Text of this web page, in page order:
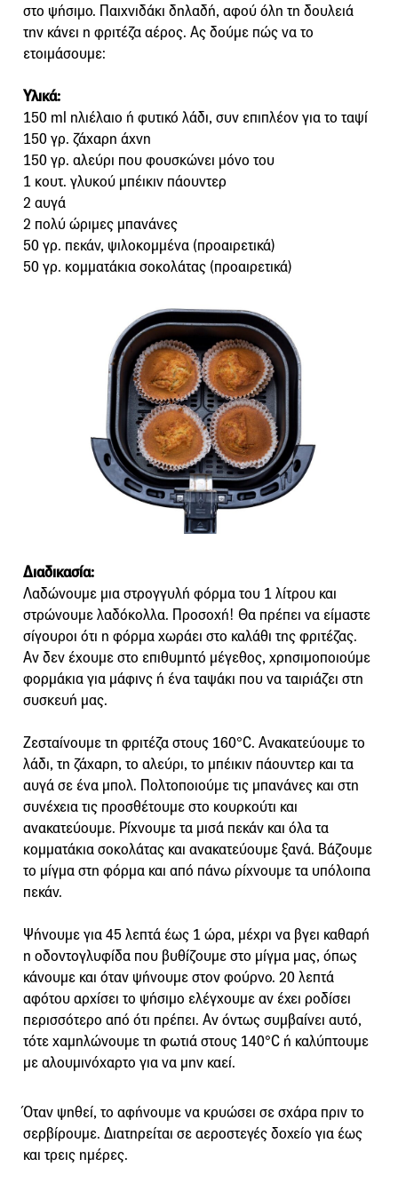
στο ψήσιμο. Παιχνιδάκι δηλαδή, αφού όλη τη δουλειά
την κάνει η φριτέζα αέρος. Ας δούμε πώς να το
ετοιμάσουμε:
Υλικά:
150 ml ηλιέλαιο ή φυτικό λάδι, συν επιπλέον για το ταψί
150 γρ. ζάχαρη άχνη
150 γρ. αλεύρι που φουσκώνει μόνο του
1 κουτ. γλυκού μπέικιν πάουντερ
2 αυγά
2 πολύ ώριμες μπανάνες
50 γρ. πεκάν, ψιλοκομμένα (προαιρετικά)
50 γρ. κομματάκια σοκολάτας (προαιρετικά)
Διαδικασία:
Λαδώνουμε μια στρογγυλή φόρμα του 1 λίτρου και
στρώνουμε λαδόκολλα. Προσοχή! Θα πρέπει να είμαστε
σίγουροι ότι η φόρμα χωράει στο καλάθι της φριτέζας.
Αν δεν έχουμε στο επιθυμητό μέγεθος, χρησιμοποιούμε
φορμάκια για μάφινς ή ένα ταψάκι που να ταιριάζει στη
συσκευή μας.
Ζεσταίνουμε τη φριτέζα στους 160°C. Ανακατεύουμε το
λάδι, τη ζάχαρη, το αλεύρι, το μπέικιν πάουντερ και τα
αυγά σε ένα μπολ. Πολτοποιούμε τις μπανάνες και στη
συνέχεια τις προσθέτουμε στο κουρκούτι και
ανακατεύουμε. Ρίχνουμε τα μισά πεκάν και όλα τα
κομματάκια σοκολάτας και ανακατεύουμε ξανά. Βάζουμε
το μίγμα στη φόρμα και από πάνω ρίχνουμε τα υπόλοιπα
πεκάν.
Ψήνουμε για 45 λεπτά έως 1 ώρα, μέχρι να βγει καθαρή
η οδοντογλυφίδα που βυθίζουμε στο μίγμα μας, όπως
κάνουμε και όταν ψήνουμε στον φούρνο. 20 λεπτά
αφότου αρχίσει το ψήσιμο ελέγχουμε αν έχει ροδίσει
περισσότερο από ότι πρέπει. Αν όντως συμβαίνει αυτό,
τότε χαμηλώνουμε τη φωτιά στους 140°C ή καλύπτουμε
με αλουμινόχαρτο για να μην καεί.
Όταν ψηθεί, το αφήνουμε να κρυώσει σε σχάρα πριν το
σερβίρουμε. Διατηρείται σε αεροστεγές δοχείο για έως
και τρεις ημέρες.